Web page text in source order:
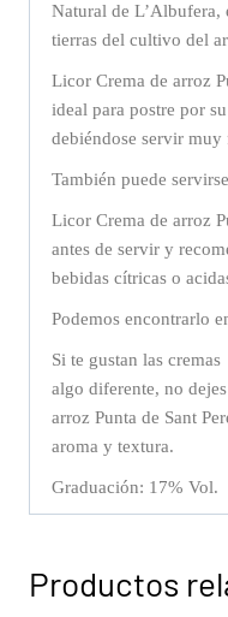
Natural de L’Albufera,
tierras del cultivo del
Licor Crema de arroz
ideal para postre por
debiéndose servir muy
También puede
Licor Crema de arroz
antes de servir y
bebidas cítricas o
Podemos encontrarlo
Si te gustan las
algo diferente, no
arroz Punta de Sant
aroma y textura.
Graduación: 17% Vol.
Productos